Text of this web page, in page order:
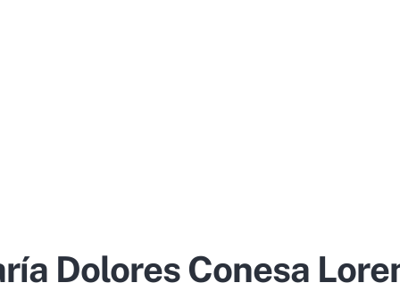
Dolores Conesa